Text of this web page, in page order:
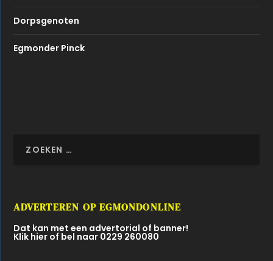
Dorpsgenoten
Egmonder Pinck
ADVERTEREN OP EGMONDONLINE
Dat kan met een advertorial of banner!
Klik hier of bel naar 0229 260080